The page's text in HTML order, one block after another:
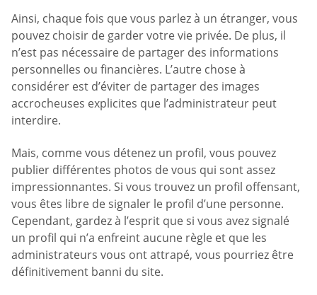
Ainsi, chaque fois que vous parlez à un étranger, vous
pouvez choisir de garder votre vie privée. De plus, il
n’est pas nécessaire de partager des informations
personnelles ou financières. L’autre chose à
considérer est d’éviter de partager des images
accrocheuses explicites que l’administrateur peut
interdire.
Mais, comme vous détenez un profil, vous pouvez
publier différentes photos de vous qui sont assez
impressionnantes. Si vous trouvez un profil offensant,
vous êtes libre de signaler le profil d’une personne.
Cependant, gardez à l’esprit que si vous avez signalé
un profil qui n’a enfreint aucune règle et que les
administrateurs vous ont attrapé, vous pourriez être
définitivement banni du site.